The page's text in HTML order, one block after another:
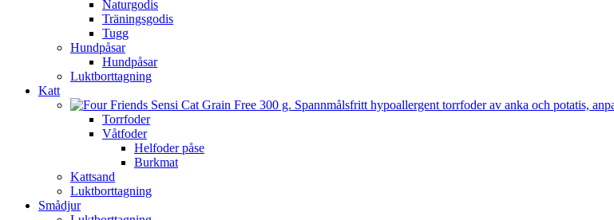
Naturgodis
Träningsgodis
Tugg
Hundpåsar
Hundpåsar
Luktborttagning
Katt
Torrfoder
Våtfoder
Helfoder påse
Burkmat
Kattsand
Luktborttagning
Smådjur